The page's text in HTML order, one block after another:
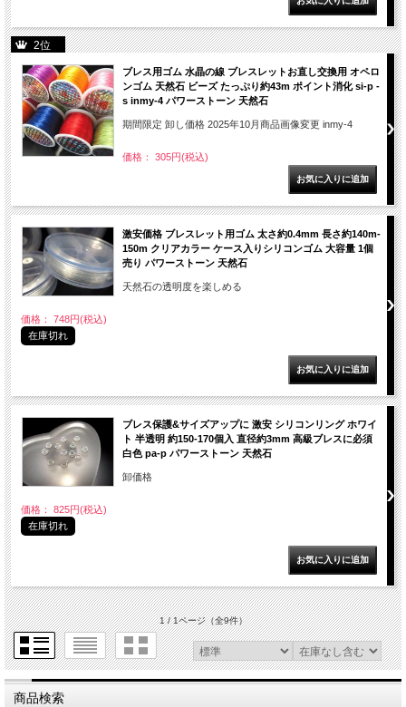
2位
ブレス用ゴム 水晶の線 ブレスレットお直し交換用 オペロ
ンゴム 天然石 ビーズ たっぷり約43m ポイント消化 si-p -
s inmy-4 パワーストーン 天然石
期間限定 卸し価格 2025年10月商品画像変更 inmy-4
価格： 305円(税込)
激安価格 ブレスレット用ゴム 太さ約0.4mm 長さ約140m-
150m クリアカラー ケース入りシリコンゴム 大容量 1個
売り パワーストーン 天然石
天然石の透明度を楽しめる
価格： 748円(税込)
在庫切れ
ブレス保護&サイズアップに 激安 シリコンリング ホワイ
ト 半透明 約150-170個入 直径約3mm 高級ブレスに必須
白色 pa-p パワーストーン 天然石
卸価格
価格： 825円(税込)
在庫切れ
1 / 1ページ（全9件）
商品検索